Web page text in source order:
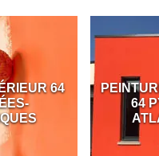
64
64